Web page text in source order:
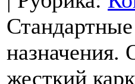
жесткий